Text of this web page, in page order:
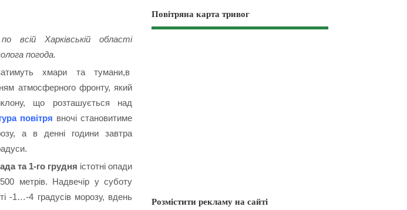
всій Харківській області
погода.
хмари та тумани,в
атмосферного фронту, який
що розташується над
повітря вночі становитиме
а в денні години завтра
та 1-го грудня істотні опади
метрів. Надвечір у суботу
-1…-4 градусів морозу, вдень
Повітряна карта тривог
Розмістити рекламу на сайті